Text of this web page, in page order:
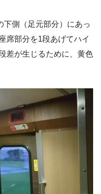
側（足元部分）にあっ
席部分を1段あげてハイ
差が生じるために、黄色